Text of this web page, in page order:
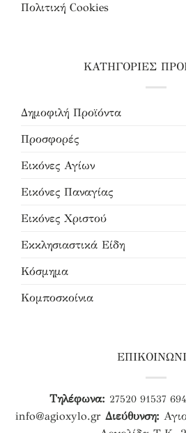
Πολιτική Cookies
ΚΑΤΗΓΟΡΙΕΣ
Δημοφιλή Προϊόντα
Προσφορές
Εικόνες Αγίων
Εικόνες Παναγίας
Εικόνες Χριστού
Εκκλησιαστικά Είδη
Κόσμημα
Κομποσκοίνια
Τηλέφωνα: 27520 91537
info@agioxylo.gr Διεύθυνση: